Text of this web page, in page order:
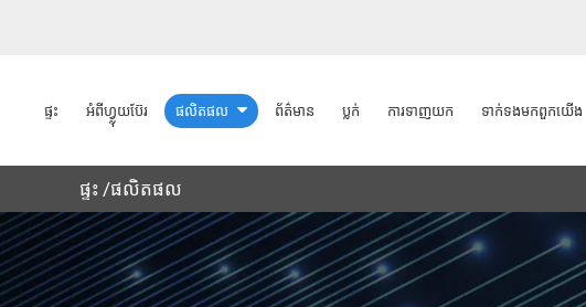
ផ្ទះ អំពីហ្វ្លុយប៊ែរ ផលិតផល ព័ត៌មាន ប្លក់ ការទាញយក ទាក់ទង​មក​ពួក​យើង
ផ្ទះ ផលិតផល